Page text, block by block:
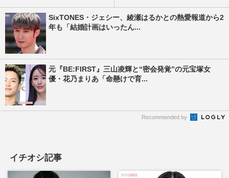
SixTONES・ジェシー、綾瀬はるかとの熱愛報道から2
年も「結婚計画はいったん...
元『BE:FIRST』三山凌輝と“密会発覚”の元宝塚女
優・花乃まりあ「命懸けで育...
Recommended by
イチオシ記事